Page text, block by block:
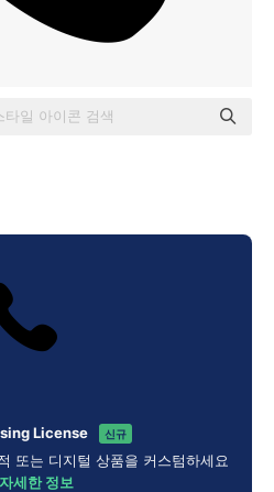
License 신규
또는 디지털 상품을 커스텀하세요
세한 정보